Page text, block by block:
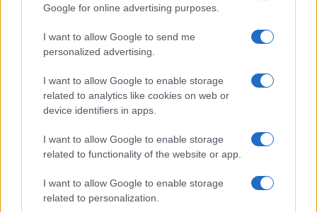
Google for online advertising purposes.
I want to allow Google to send me
personalized advertising.
I want to allow Google to enable storage
related to analytics like cookies on web or
device identifiers in apps.
I want to allow Google to enable storage
related to functionality of the website or app.
I want to allow Google to enable storage
related to personalization.
I nostri cari
Giovannimaria Cabras